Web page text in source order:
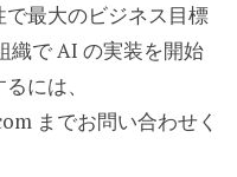
最大のビジネス目標
織で AI の実装を開始
には、
までお問い合わせく